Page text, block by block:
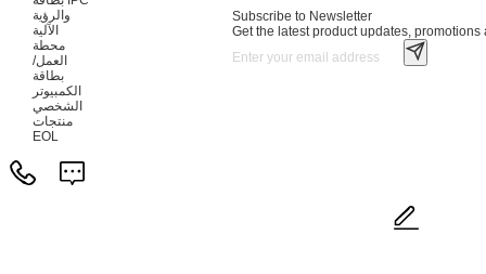
والرؤية
الآلية
محطة
العمل/
بطاقة
الكمبيوتر
الشخصي
منتجات
EOL
Subscribe to Newsletter
Get the latest product updates, promotions